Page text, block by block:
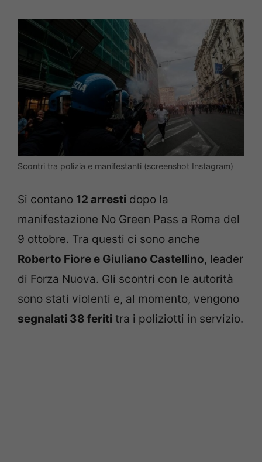
Scontri tra polizia e manifestanti (screenshot Instagram)
Si contano 12 arresti dopo la
manifestazione No Green Pass a Roma del
9 ottobre. Tra questi ci sono anche
Roberto Fiore e Giuliano Castellino, leader
di Forza Nuova. Gli scontri con le autorità
sono stati violenti e, al momento, vengono
segnalati 38 feriti tra i poliziotti in servizio.